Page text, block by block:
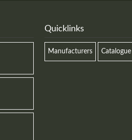
Quicklinks
Manufacturers Catalogue